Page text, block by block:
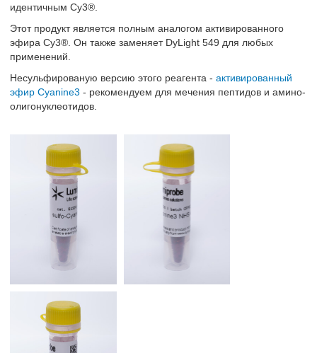
идентичным Cy3®.
Этот продукт является полным аналогом активированного
эфира Cy3®. Он также заменяет DyLight 549 для любых
применений.
Несульфированую версию этого реагента - активированный
эфир Cyanine3 - рекомендуем для мечения пептидов и амино-
олигонуклеотидов.